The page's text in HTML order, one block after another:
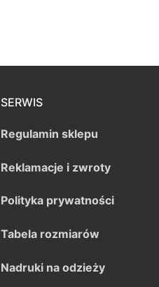
SERWIS
Regulamin sklepu
Reklamacje i zwroty
Polityka prywatności
Tabela rozmiarów
Nadruki na odzieży